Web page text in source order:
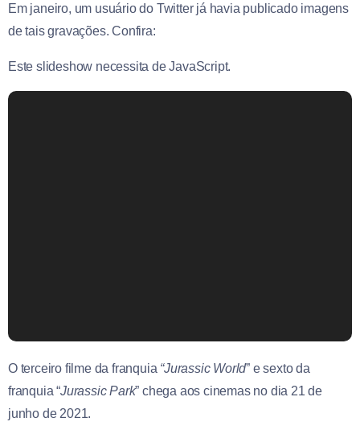
Em janeiro, um usuário do Twitter já havia publicado imagens
de tais gravações. Confira:
Este slideshow necessita de JavaScript.
O terceiro filme da franquia “Jurassic World” e sexto da
franquia “Jurassic Park” chega aos cinemas no dia 21 de
junho de 2021.